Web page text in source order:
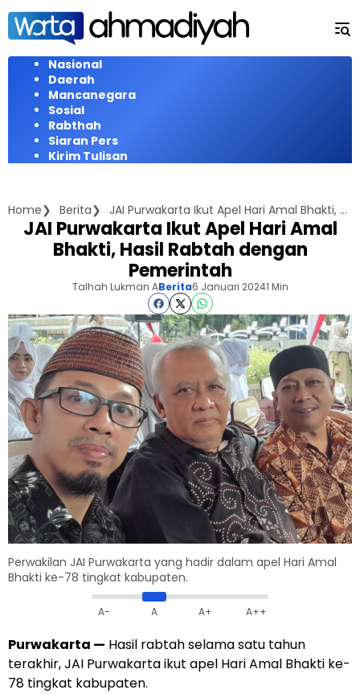
Langsung
konten
Nasional
Daerah
Mancanegara
Sosial
Rabthah
Siaran Pers
Kirim Tulisan
Home Berita JAI Purwakarta Ikut Apel Hari Amal Bhakti, Hasil Rabtah dengan Pemerintah
JAI Purwakarta Ikut Apel Hari Amal
Bhakti, Hasil Rabtah dengan
Pemerintah
Talhah Lukman ABerita6 Januari 20241 Min
Perwakilan JAI Purwakarta yang hadir dalam apel Hari Amal
Bhakti ke-78 tingkat kabupaten.
A- A A+ A++
Purwakarta — Hasil rabtah selama satu tahun
terakhir, JAI Purwakarta ikut apel Hari Amal Bhakti ke-
78 tingkat kabupaten.